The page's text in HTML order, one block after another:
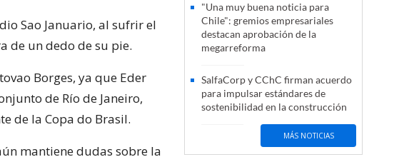
Sao Januario, al sufrir el
de un dedo de su pie.
Borges, ya que Eder
de Río de Janeiro,
de la Copa do Brasil.
mantiene dudas sobre la
"Una muy buena noticia para
Chile": gremios empresariales
destacan aprobación de la
megarreforma
SalfaCorp y CChC firman acuerdo
para impulsar estándares de
sostenibilidad en la construcción
MÁS NOTICIAS